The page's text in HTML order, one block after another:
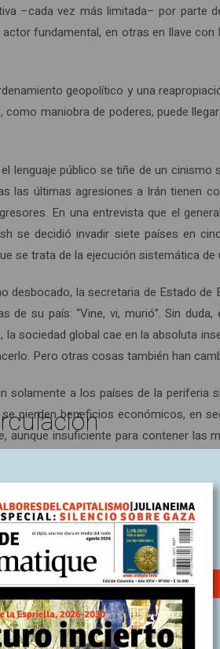
–cada vez más limitada– por parte
fundamental, en otras en llave
geopolítico y una
maniobra de poderes, puede
lenguaje público se tiñe de un
las últimas agresiones a Irán
En una entrevista que el
se decidió invadir siete países en
se trata de la ejecución sistemática
la secretaria de Estado
su país: “Vine, vi, murió”. Sin
sociedad global cae en la absoluta
Pero otras cosas también han
a los países de la
pierden beneficios económicos, en
insuficiente para contener
y modo de enfrentar el capital
en la comprensión de los sucesos
con el sistema político y
hasta ahora conocido llegó a su
financiero imperante y de su real
cada país son un simple
embargo, que el tamaño y la
de todo orden. Por su prevalencia